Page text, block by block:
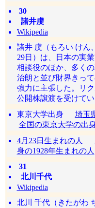
30
諸井虔
Wikipedia
諸井 虔（もろい けん
29日）は、日本の実
相談役のほか、多く
治朗と並び財界きっ
強力に主張した。リ
公開株譲渡を受けてい
東京大学出身 埼玉
全国の東京大学の出
4月23日生まれの人
身の1928年生まれの人
31
北川千代
Wikipedia
北川 千代（きたがわ